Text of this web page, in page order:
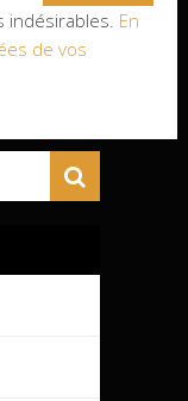
indésirables. En
de vos